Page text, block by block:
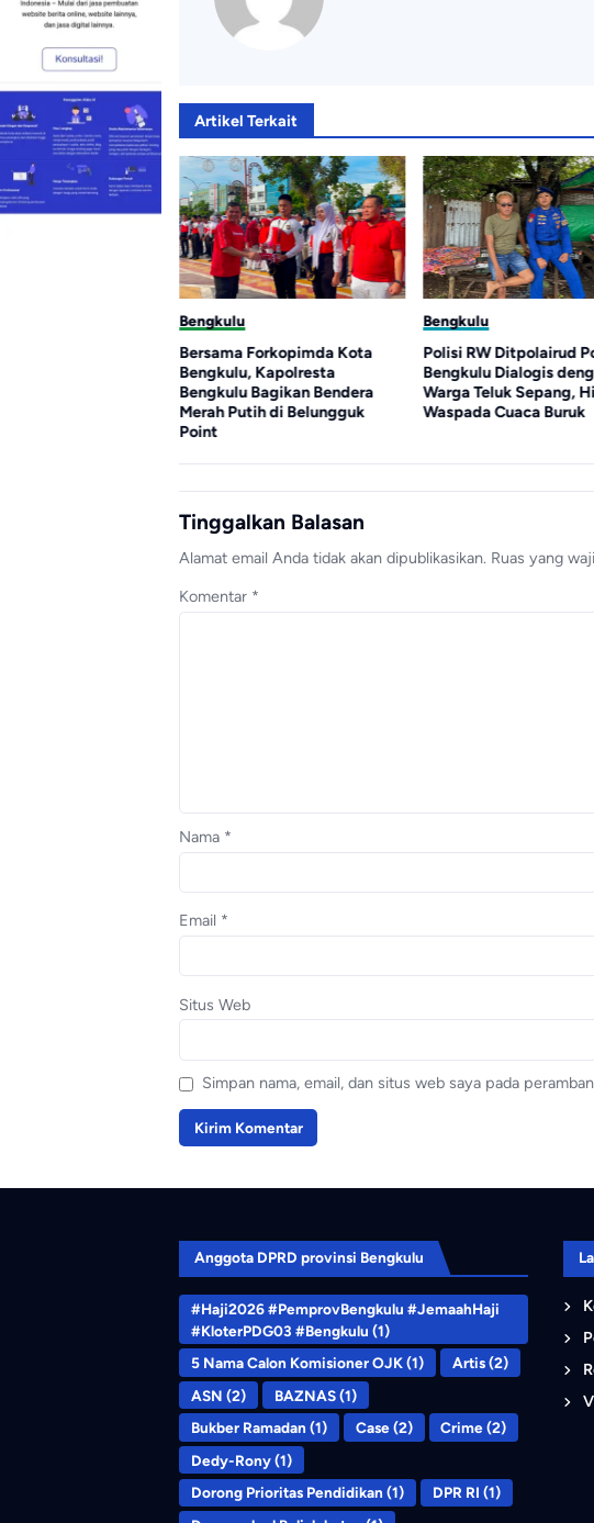
Artikel Terkait
Bengkulu
Bersama Forkopimda Kota
Bengkulu, Kapolresta
Bengkulu Bagikan Bendera
Merah Putih di Belungguk
Point
Bengkulu
Polisi RW Ditpolairud
Bengkulu Dialogis
Warga Teluk Sepang,
Waspada Cuaca Buruk
Tinggalkan Balasan
Alamat email Anda tidak akan dipublikasikan. Ruas yang
Komentar *
Nama *
Email *
Situs Web
Simpan nama, email, dan situs web saya pada
Anggota DPRD provinsi Bengkulu
#Haji2026 #PemprovBengkulu #JemaahHaji
#KloterPDG03 #Bengkulu (1)
5 Nama Calon Komisioner OJK(1) Artis(2)
ASN (2) BAZNAS(1)
Bukber Ramadan (1) Case(2) Crime(2)
Dedy-Rony(1)
Dorong Prioritas Pendidikan (1) DPR RI (1)